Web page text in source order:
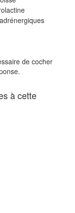
de cocher
à cette